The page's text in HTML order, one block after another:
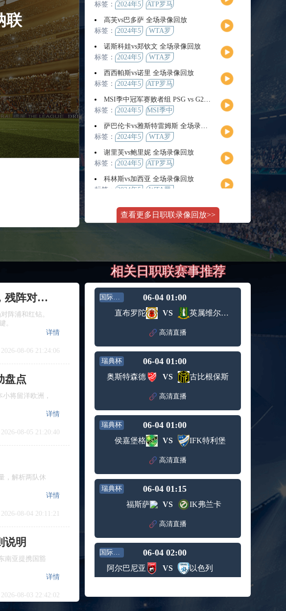
联
标签：
2024年5
ATP罗马
男单第3
轮
高芙vs巴多萨 全场录像回放
标签：
2024年5
WTA罗
赛女单
第4轮
诺斯科娃vs郑钦文 全场录像回放
标签：
2024年5
WTA罗
赛女单
第3轮
西西帕斯vs诺里 全场录像回放
标签：
2024年5
ATP罗马
男单第3
轮
MSI季中冠军赛败者组 PSG vs G2 全场录像回放
标签：
2024年5
MSI季中
败者组
萨巴伦卡vs雅斯特雷姆斯 全场录像回放
标签：
2024年5
WTA罗
赛女单
第3轮
谢里芙vs鲍里妮 全场录像回放
标签：
2024年5
ATP罗马
女单第2
轮
科林斯vs加西亚 全场录像回放
标签：
2024年5
WTA罗
赛女单
第3轮
斯维托丽娜vs萨巴伦卡 全场录像回放
2024年5
月14日
WTA罗
马公开
纳波利塔诺vs贾里 全场录像回放
男单第3
轮
标签： 2024年5
月11日
WTA1000
罗马大
师赛第3
轮
WTT沙特大满贯女单半决赛 陈梦vs早田希娜 全场录像回放
标签：
2024年5
月11日
WTT沙
贯女单
蒙泰罗vs凯茨曼诺维奇 全场录像回放
大师赛
轮
纳尔迪vs鲁内 全场录像回放
标签： 2024年5
月12日
ATP罗马
大师赛
男单第2
轮
萨卡里vs加里宁娜 全场录像回放
标签： 2024年5
WTA罗
马大师
赛女单
第3轮
吉隆vs卢布列夫 全场录像回放
月12日
ATP罗马
大师赛
轮
兹维列夫vs达德尔里 全场录像回放
标签： 2024年5
月13日
ATP罗马
大师赛
男单第3
轮
阿纳尔迪vs贾里 全场录像回放
ATP罗马
大师赛
男单第2
轮
标签： 2024年5
月12日
WTA罗
马大师
赛女单
第3轮
2024年5
WTA罗
赛女单
斯诺克元老斯诺克世锦赛半决赛 伊戈尔-费格雷多vs德拉戈 全场录像回放
标签：
月12日
元老斯
诺克世
锦赛半
决赛
穆纳尔vs诺里 全场录像回放
月12日
ATP罗马
大师赛
男单第2
MSI季中冠军赛胜者组 BLG vs T1 全场录像回放
月12日
冠军赛
KPL春季赛季后赛败者组决赛 重庆狼队 vs 苏州KSG 全场录像回放
查看更多日职联录像回放>>
日职联前瞻：大阪钢巴主场迎战浦和红钻，残阵对决看点十足
阵浦和红钻。
。
详情
2026-08-06 21:24:06
盘点
将留洋欧洲，
详情
2026-08-05 21:20:40
，解析两队休
详情
2026-08-04 20:11:21
说明
南亚提携国豁
详情
2026-08-03 22:42:02
相关日职联赛事推荐
国际友谊 06-04 01:00
直布罗陀 VS 英属维尔京群岛
高清直播
瑞典杯 06-04 01:00
奥斯特森德 VS 古比根保斯
高清直播
瑞典杯 06-04 01:00
侯嘉堡格 VS IFK特利堡
高清直播
瑞典杯 06-04 01:15
福斯萨 VS IK弗兰卡
高清直播
国际友谊 06-04 02:00
阿尔巴尼亚 VS 以色列